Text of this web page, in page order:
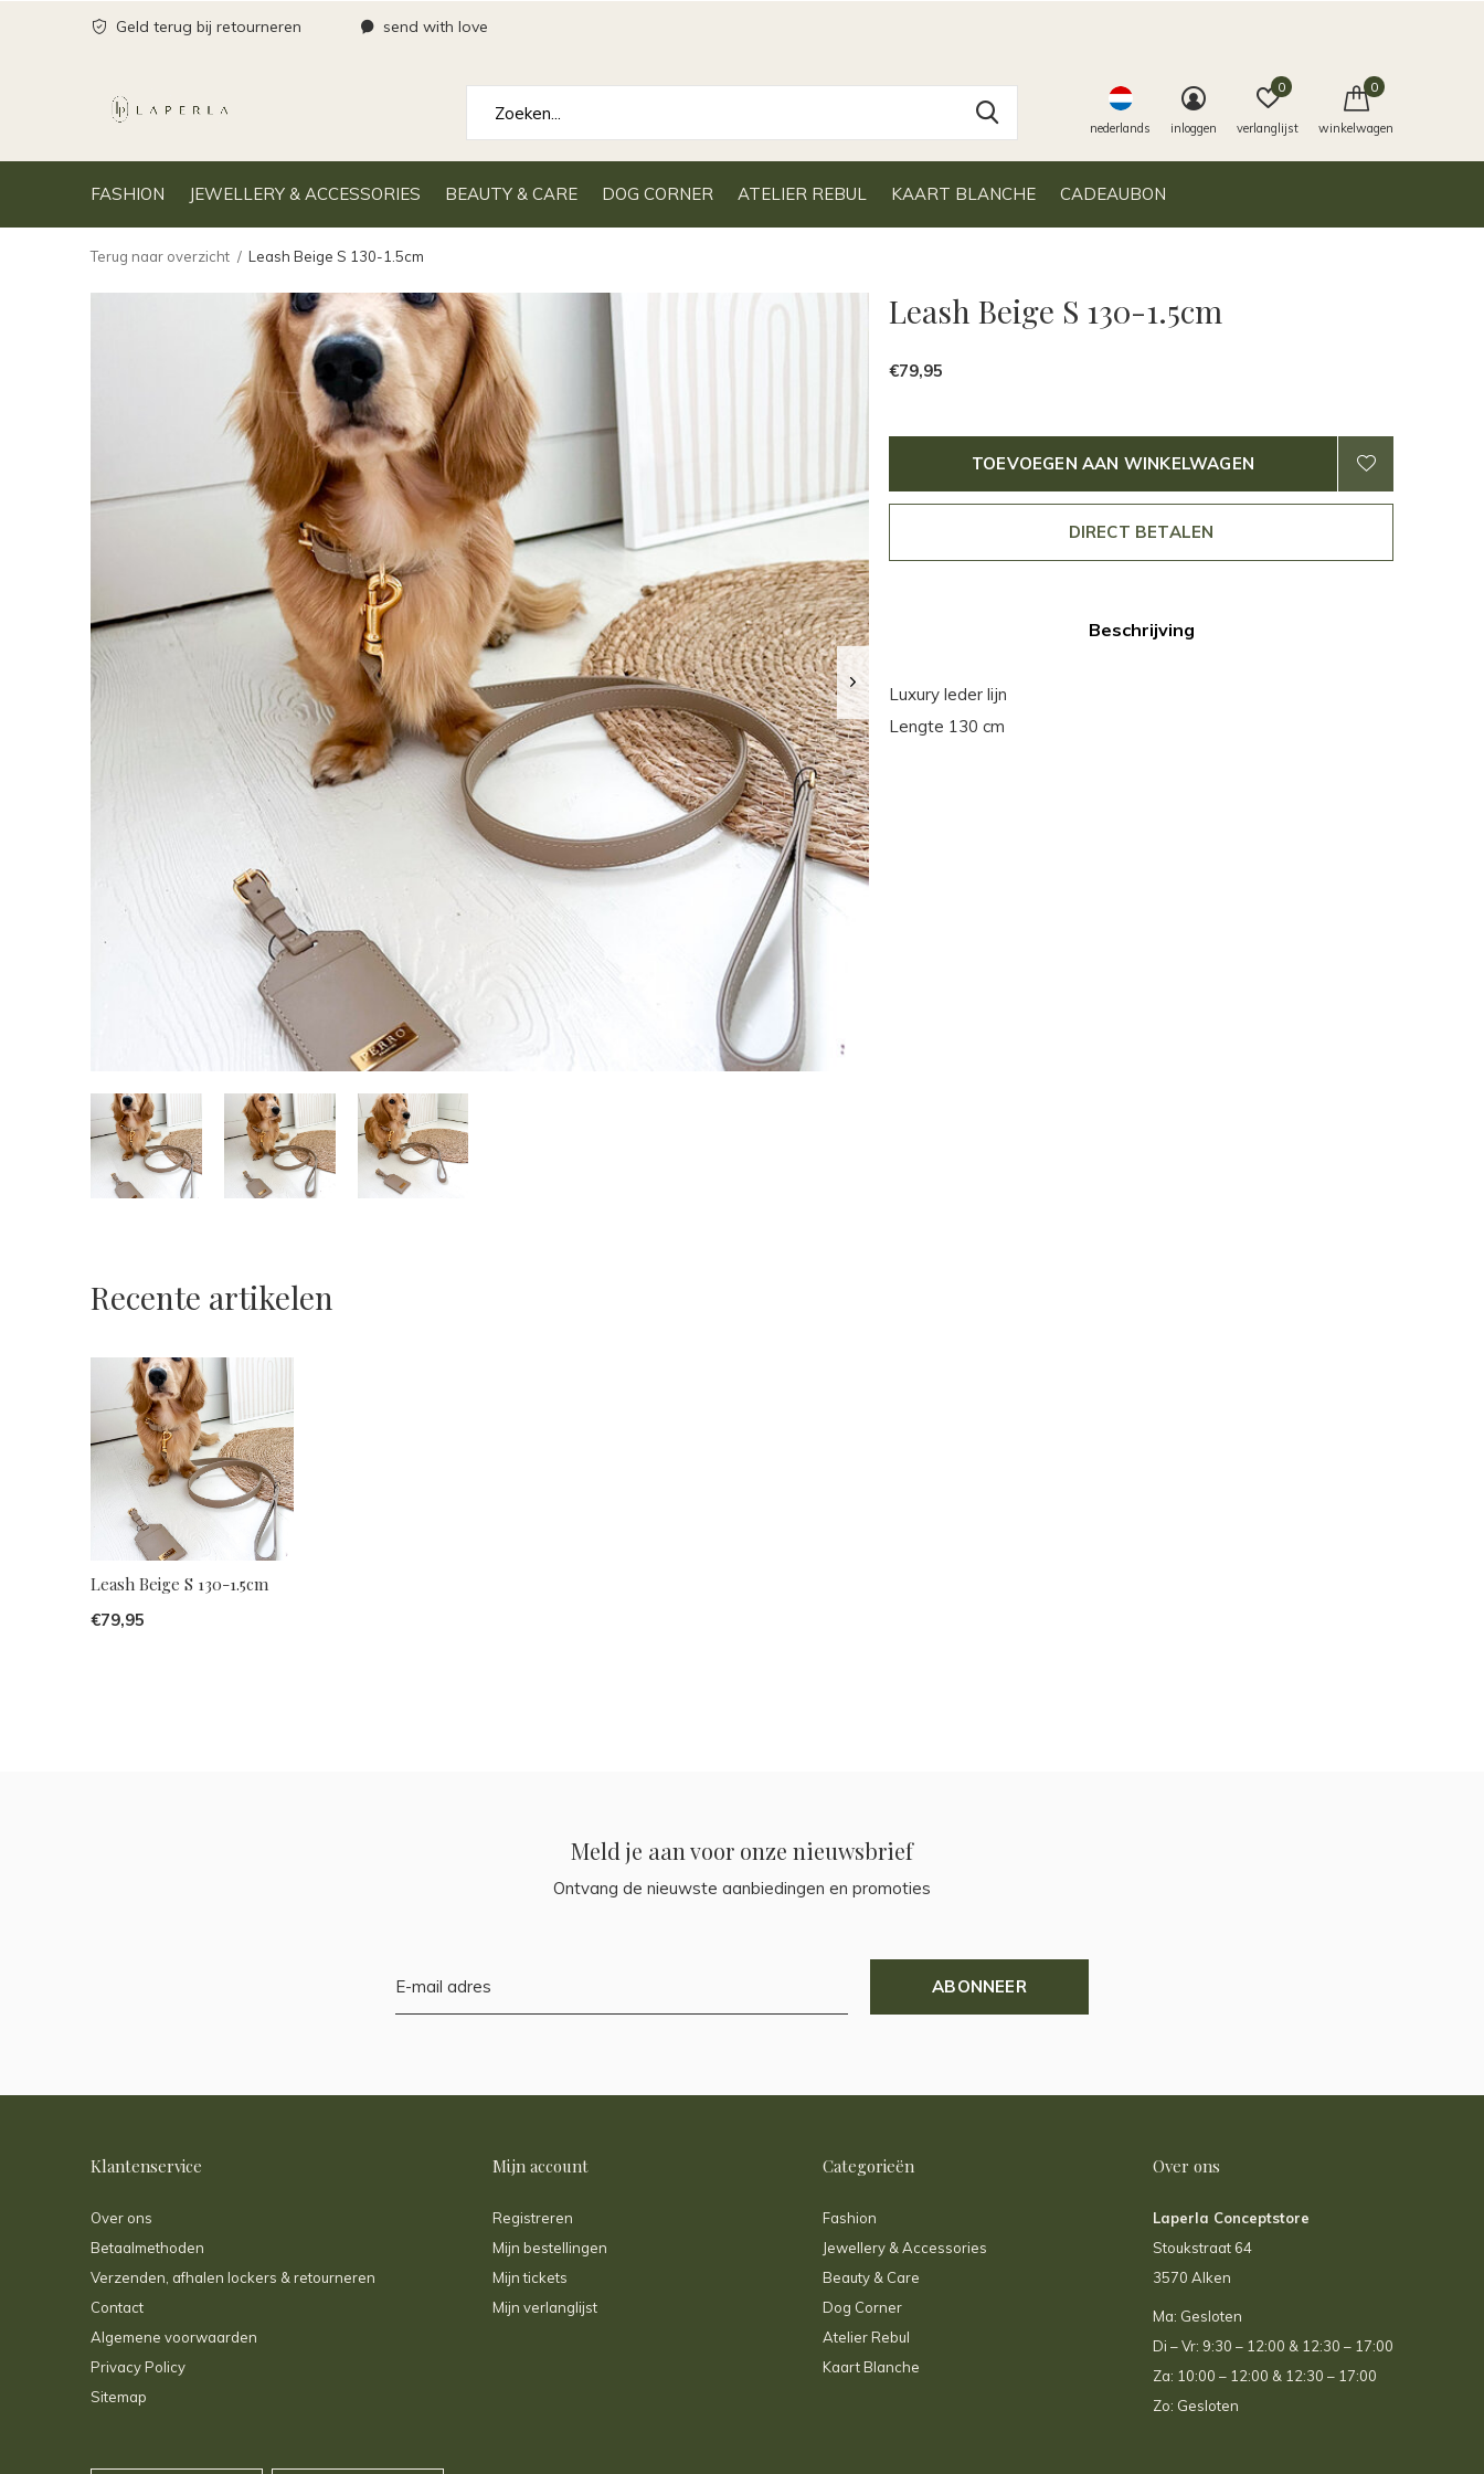
FASHION JEWELLERY & ACCESSORIES BEAUTY & CARE DOG CORNER ATELIER REBUL KAART BLANCHE CADEAUBON
nederlands inloggen verlanglijst
0
winkelwagen
0
Geld terug bij retourneren send with love
Terug naar overzicht Leash Beige S 130-1.5cm
Leash Beige S 130-1.5cm
€79,95
TOEVOEGEN AAN WINKELWAGEN
DIRECT BETALEN
Beschrijving
Luxury leder lijn
Lengte 130 cm
Recente artikelen
Leash Beige S 130-1.5cm
€79,95
Meld je aan voor onze nieuwsbrief
Ontvang de nieuwste aanbiedingen en promoties
ABONNEER
Klantenservice
Over ons
Betaalmethoden
Verzenden, afhalen lockers & retourneren
Contact
Algemene voorwaarden
Privacy Policy
Sitemap
Mijn account
Registreren
Mijn bestellingen
Mijn tickets
Mijn verlanglijst
Categorieën
Fashion
Jewellery & Accessories
Beauty & Care
Dog Corner
Atelier Rebul
Kaart Blanche
Over ons
Laperla Conceptstore
Stoukstraat 64
3570 Alken
Ma: Gesloten
Di – Vr: 9:30 – 12:00 & 12:30 – 17:00
Za: 10:00 – 12:00 & 12:30 – 17:00
Zo: Gesloten